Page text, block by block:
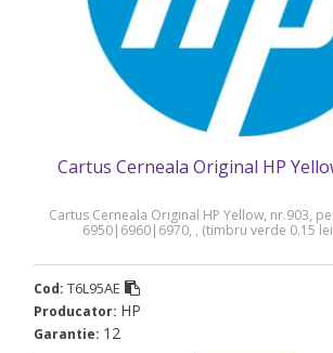
Cartus Cerneala Original HP
Cartus Cerneala Original HP Yellow, nr.903,
6950|6960|6970, , (timbru verde 0.15
Cod: T6L95AE
Producator: HP
Garantie: 12